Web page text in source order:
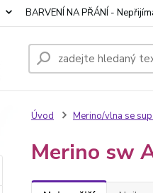
BARVENÍ NA PŘÁNÍ -
Úvod Merino/vlna se
Merino sw